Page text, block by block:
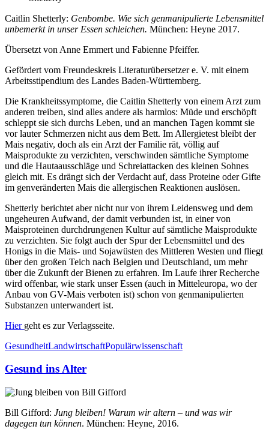
Caitlin Shetterly: Genbombe. Wie sich genmanipulierte Lebensmittel
unbemerkt in unser Essen schleichen. München: Heyne 2017.
Übersetzt von Anne Emmert und Fabienne Pfeiffer.
Gefördert vom Freundeskreis Literaturübersetzer e. V. mit einem
Arbeitsstipendium des Landes Baden-Württemberg.
Die Krankheitssymptome, die Caitlin Shetterly von einem Arzt zum
anderen treiben, sind alles andere als harmlos: Müde und erschöpft
schleppt sie sich durchs Leben, und an manchen Tagen kommt sie
vor lauter Schmerzen nicht aus dem Bett. Im Allergietest bleibt der
Mais negativ, doch als ein Arzt der Familie rät, völlig auf
Maisprodukte zu verzichten, verschwinden sämtliche Symptome
und die Hautaausschläge und Schreiattacken des kleinen Sohnes
gleich mit. Es drängt sich der Verdacht auf, dass Proteine oder Gifte
im genveränderten Mais die allergischen Reaktionen auslösen.
Shetterly berichtet aber nicht nur von ihrem Leidensweg und dem
ungeheuren Aufwand, der damit verbunden ist, in einer von
Maisproteinen durchdrungenen Kultur auf sämtliche Maisprodukte
zu verzichten. Sie folgt auch der Spur der Lebensmittel und des
Honigs in die Mais- und Sojawüsten des Mittleren Westen und fliegt
über den großen Teich nach Belgien und Deutschland, um mehr
über die Zukunft der Bienen zu erfahren. Im Laufe ihrer Recherche
wird offenbar, wie stark unser Essen (auch in Mitteleuropa, wo der
Anbau von GV-Mais verboten ist) schon von genmanipulierten
Substanzen unterwandert ist.
Hier geht es zur Verlagsseite.
GesundheitLandwirtschaftPopulärwissenschaft
Gesund ins Alter
Bill Gifford: Jung bleiben! Warum wir altern – und was wir
dagegen tun können. München: Heyne, 2016.